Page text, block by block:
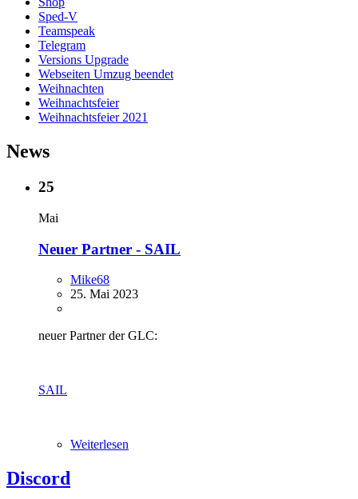
Sped-V
Teamspeak
Telegram
Versions Upgrade
Webseiten Umzug beendet
Weihnachten
Weihnachtsfeier
Weihnachtsfeier 2021
News
25
Mai
Neuer Partner - SAIL
Mike68
25. Mai 2023
neuer Partner der GLC:
SAIL
Weiterlesen
Discord